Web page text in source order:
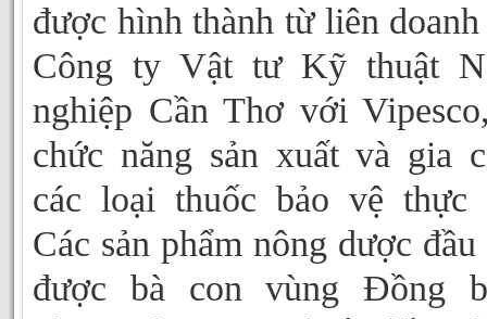
được hình thành từ liên doanh
Công ty Vật tư Kỹ thuật
nghiệp Cần Thơ với
chức năng sản xuất và gia
các loại thuốc bảo vệ thực
Các sản phẩm nông dược đầu
được bà con vùng Đồng